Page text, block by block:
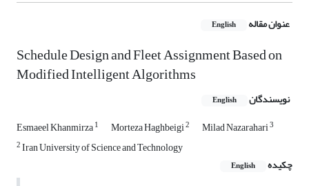
عنوان مقاله English
Schedule Design and Fleet Assignment Based on
Modified Intelligent Algorithms
نویسندگان English
Esmaeel Khanmirza1 Morteza Haghbeigi2 Milad Nazarahari3
2Iran University of Science and Technology
چکیده
English